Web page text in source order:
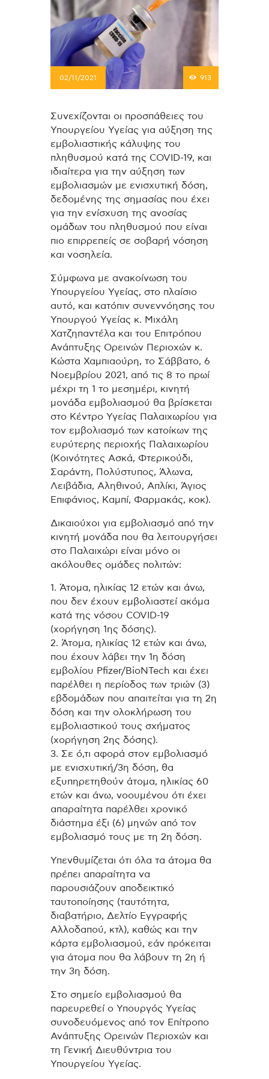
02/11/2021 913
Συνεχίζονται οι προσπάθειες του
Υπουργείου Υγείας για αύξηση της
εμβολιαστικής κάλυψης του
πληθυσμού κατά της COVID-19, και
ιδιαίτερα για την αύξηση των
εμβολιασμών με ενισχυτική δόση,
δεδομένης της σημασίας που έχει
για την ενίσχυση της ανοσίας
ομάδων του πληθυσμού που είναι
πιο επιρρεπείς σε σοβαρή νόσηση
και νοσηλεία.
Σύμφωνα με ανακοίνωση του
Υπουργείου Υγείας, στο πλαίσιο
αυτό, και κατόπιν συνεννόησης του
Υπουργού Υγείας κ. Μιχάλη
Χατζηπαντέλα και του Επιτρόπου
Ανάπτυξης Ορεινών Περιοχών κ.
Κώστα Χαμπιαούρη, το Σάββατο, 6
Νοεμβρίου 2021, από τις 8 το πρωί
μέχρι τη 1 το μεσημέρι, κινητή
μονάδα εμβολιασμού θα βρίσκεται
στο Κέντρο Υγείας Παλαιχωρίου για
τον εμβολιασμό των κατοίκων της
ευρύτερης περιοχής Παλαιχωρίου
(Κοινότητες Ασκά, Φτερικούδι,
Σαράντη, Πολύστυπος, Άλωνα,
Λειβάδια, Αληθινού, Απλίκι, Άγιος
Επιφάνιος, Καμπί, Φαρμακάς, κοκ).
Δικαιούχοι για εμβολιασμό από την
κινητή μονάδα που θα λειτουργήσει
στο Παλαιχώρι είναι μόνο οι
ακόλουθες ομάδες πολιτών:
1. Άτομα, ηλικίας 12 ετών και άνω,
που δεν έχουν εμβολιαστεί ακόμα
κατά της νόσου COVID-19
(χορήγηση 1ης δόσης).
2. Άτομα, ηλικίας 12 ετών και άνω,
που έχουν λάβει την 1η δόση
εμβολίου Pfizer/BioNTech και έχει
παρέλθει η περίοδος των τριών (3)
εβδομάδων που απαιτείται για τη 2η
δόση και την ολοκλήρωση του
εμβολιαστικού τους σχήματος
(χορήγηση 2ης δόσης).
3. Σε ό,τι αφορά στον εμβολιασμό
με ενισχυτική/3η δόση, θα
εξυπηρετηθούν άτομα, ηλικίας 60
ετών και άνω, νοουμένου ότι έχει
απαραίτητα παρέλθει χρονικό
διάστημα έξι (6) μηνών από τον
εμβολιασμό τους με τη 2η δόση.
Υπενθυμίζεται ότι όλα τα άτομα θα
πρέπει απαραίτητα να
παρουσιάζουν αποδεικτικό
ταυτοποίησης (ταυτότητα,
διαβατήριο, Δελτίο Εγγραφής
Αλλοδαπού, κτλ), καθώς και την
κάρτα εμβολιασμού, εάν πρόκειται
για άτομα που θα λάβουν τη 2η ή
την 3η δόση.
Στο σημείο εμβολιασμού θα
παρευρεθεί ο Υπουργός Υγείας
συνοδευόμενος από τον Επίτροπο
Ανάπτυξης Ορεινών Περιοχών και
τη Γενική Διευθύντρια του
Υπουργείου Υγείας.